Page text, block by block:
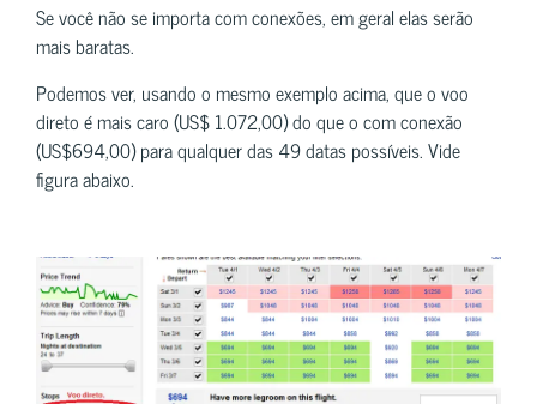
Se você não se importa com conexões, em geral elas serão
mais baratas.
Podemos ver, usando o mesmo exemplo acima, que o voo
direto é mais caro (US$ 1.072,00) do que o com conexão
(US$694,00) para qualquer das 49 datas possíveis. Vide
figura abaixo.